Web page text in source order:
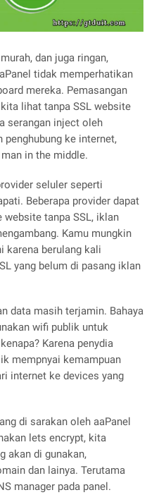
dan juga ringan,
tidak memperhatikan
mereka. Pemasangan
lihat tanpa SSL website
serangan inject oleh
penghubung ke internet,
in the middle.
seluler seperti
Beberapa provider dapat
tanpa SSL, iklan
Kamu mungkin
karena berulang kali
yang belum di pasang iklan
data masih terjamin. Bahaya
wifi publik untuk
Karena penydia
mempnyai kemampuan
internet ke devices yang
di sarakan oleh aaPanel
lets encrypt, kita
akan di gunakan,
dan lainya. Terutama
manager pada panel.